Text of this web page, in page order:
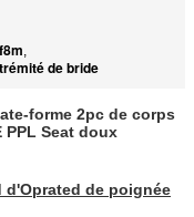
,
de bride
forme 2pc de corps
PPL Seat doux
de poignée